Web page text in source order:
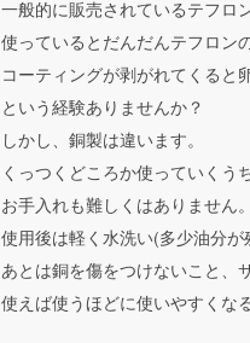
一般的に販売されているテフロ
使っているとだんだんテフロン
コーティングが剥がれてくると
という経験ありませんか？
しかし、銅製は違います。
くっつくどころか使っていくう
お手入れも難しくはありません。
使用後は軽く水洗い(多少油分が
あとは銅を傷をつけないこと、
使えば使うほどに使いやすくな